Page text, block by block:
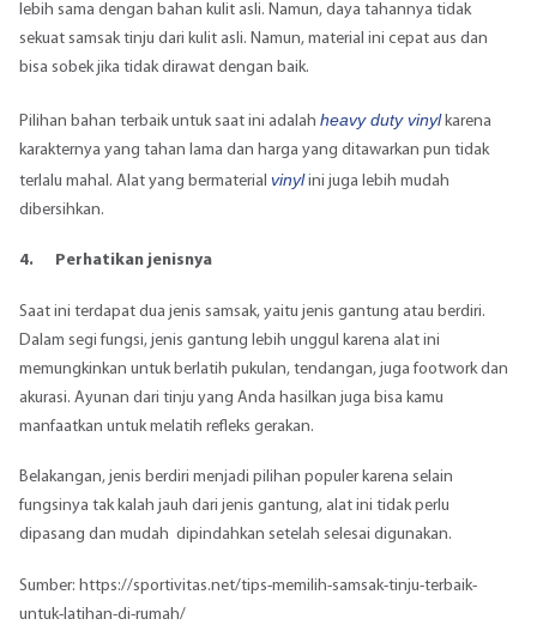
lebih sama dengan bahan kulit asli. Namun, daya tahannya tidak
sekuat samsak tinju dari kulit asli. Namun, material ini cepat aus dan
bisa sobek jika tidak dirawat dengan baik.
Pilihan bahan terbaik untuk saat ini adalah heavy duty vinylkarena
karakternya yang tahan lama dan harga yang ditawarkan pun tidak
terlalu mahal. Alat yang bermaterial vinylini juga lebih mudah
dibersihkan.
4. Perhatikan jenisnya
Saat ini terdapat dua jenis samsak, yaitu jenis gantung atau berdiri.
Dalam segi fungsi, jenis gantung lebih unggul karena alat ini
memungkinkan untuk berlatih pukulan, tendangan, juga footwork dan
akurasi. Ayunan dari tinju yang Anda hasilkan juga bisa kamu
manfaatkan untuk melatih refleks gerakan.
Belakangan, jenis berdiri menjadi pilihan populer karena selain
fungsinya tak kalah jauh dari jenis gantung, alat ini tidak perlu
dipasang dan mudah dipindahkan setelah selesai digunakan.
Sumber: https://sportivitas.net/tips-memilih-samsak-tinju-terbaik-
untuk-latihan-di-rumah/